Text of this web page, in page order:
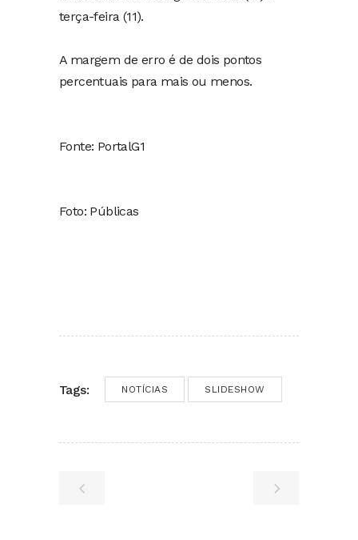
terça-feira (11).
A margem de erro é de dois pontos
percentuais para mais ou menos.
Fonte: PortalG1
Foto: Públicas
Tags: NOTÍCIAS SLIDESHOW